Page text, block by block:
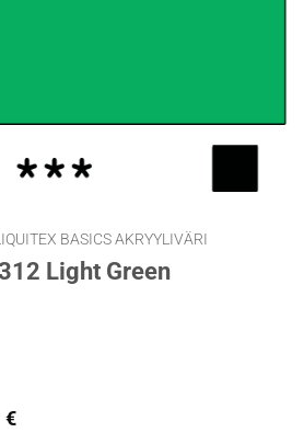
BASICS AKRYYLIVÄRI
Light Green
€Hintaluokka: